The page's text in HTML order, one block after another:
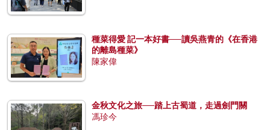
種菜得愛 記一本好書──讀吳燕青的《在香港
的離島種菜》
陳家偉
金秋文化之旅──踏上古蜀道，走過劍門關
馮珍今